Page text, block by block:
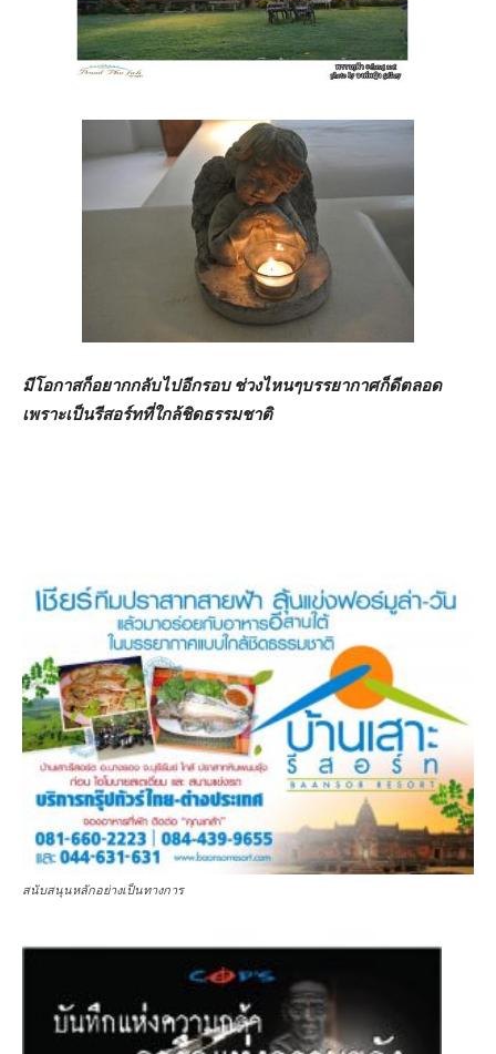
มีโอกาสก็อยากกลับไปอีกรอบ ช่วงไหนๆบรรยากาศก็ดีตลอด
เพราะเป็นรีสอร์ทที่ใกล้ชิดธรรมชาติ
สนับสนุนหลักอย่างเป็นทางการ